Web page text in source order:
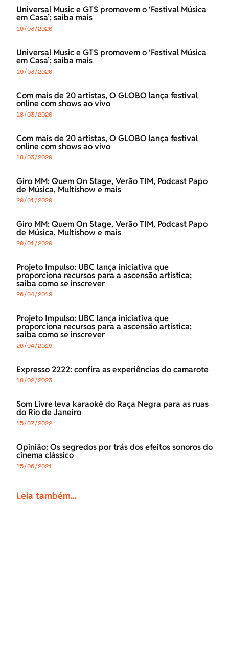
Universal Music e GTS promovem o ‘Festival Música
em Casa’; saiba mais
19/03/2020
Universal Music e GTS promovem o ‘Festival Música
em Casa’; saiba mais
19/03/2020
Com mais de 20 artistas, O GLOBO lança festival
online com shows ao vivo
18/03/2020
Com mais de 20 artistas, O GLOBO lança festival
online com shows ao vivo
18/03/2020
Giro MM: Quem On Stage, Verão TIM, Podcast Papo
de Música, Multishow e mais
20/01/2020
Giro MM: Quem On Stage, Verão TIM, Podcast Papo
de Música, Multishow e mais
20/01/2020
Projeto Impulso: UBC lança iniciativa que
proporciona recursos para a ascensão artística;
saiba como se inscrever
26/04/2019
Projeto Impulso: UBC lança iniciativa que
proporciona recursos para a ascensão artística;
saiba como se inscrever
26/04/2019
Expresso 2222: confira as experiências do camarote
18/02/2023
Som Livre leva karaokê do Raça Negra para as ruas
do Rio de Janeiro
15/07/2022
Opinião: Os segredos por trás dos efeitos sonoros do
cinema clássico
15/06/2021
Leia também...